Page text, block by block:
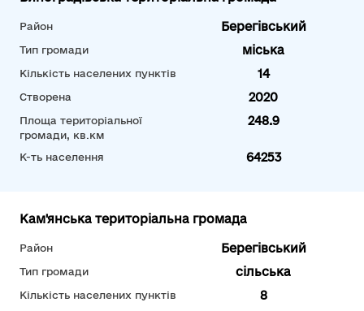
Район Берегівський
Тип громади міська
Кількість населених пунктів 14
Створена 2020
Площа територіальної
громади, кв.км
248.9
К-ть населення 64253
Кам'янська територіальна громада
Район Берегівський
Тип громади сільська
Кількість населених пунктів 8